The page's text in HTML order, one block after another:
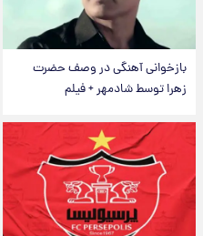
بازخوانی آهنگی در وصف حضرت
زهرا توسط شادمهر + فیلم